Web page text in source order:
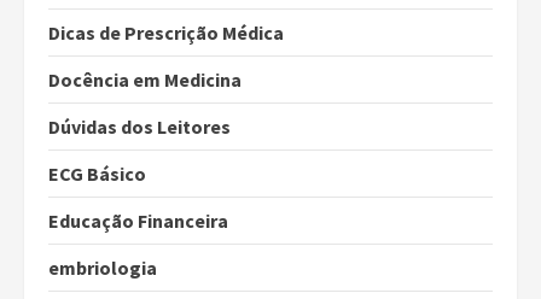
Dicas de Prescrição Médica
Docência em Medicina
Dúvidas dos Leitores
ECG Básico
Educação Financeira
embriologia